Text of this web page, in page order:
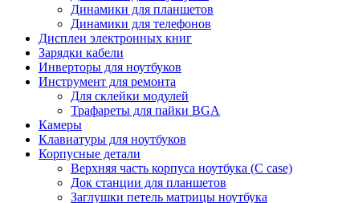
Динамики для планшетов
Динамики для телефонов
Дисплеи электронных книг
Зарядки кабели
Инверторы для ноутбуков
Инструмент для ремонта
Для склейки модулей
Трафареты для пайки BGA
Камеры
Клавиатуры для ноутбуков
Корпусные детали
Верхняя часть корпуса ноутбука (С case)
Док станции для планшетов
Заглушки петель матрицы ноутбука